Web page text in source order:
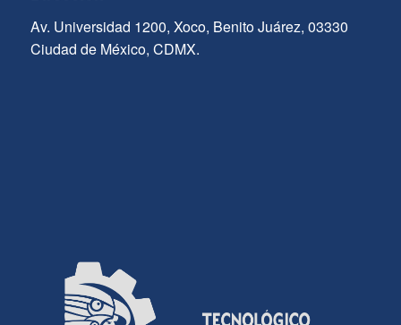
Av. Universidad 1200, Xoco, Benito Juárez, 03330
Ciudad de México, CDMX.